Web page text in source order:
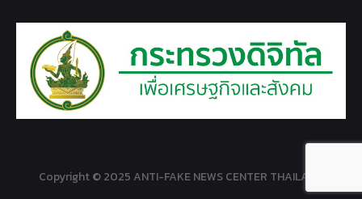
Copyright © 2025 ANTI-FAKE NEWS CENTER THAILAND